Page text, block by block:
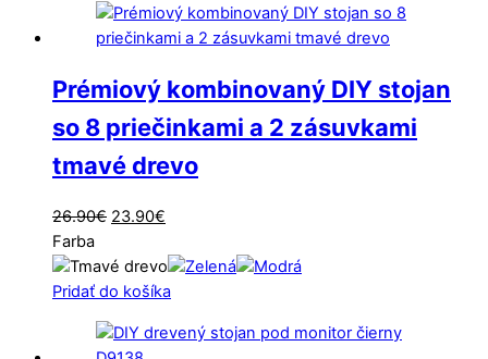
bola:
29.90€.
je:
25.90€.
Prémiový kombinovaný DIY stojan
so 8 priečinkami a 2 zásuvkami
tmavé drevo
26.90€ Pôvodná
bola:
26.90€.
23.90€
je:
23.90€.
Farba
Pridať do košíka